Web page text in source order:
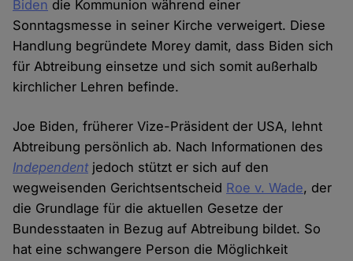
Biden die Kommunion während einer
Sonntagsmesse in seiner Kirche verweigert. Diese
Handlung begründete Morey damit, dass Biden sich
für Abtreibung einsetze und sich somit außerhalb
kirchlicher Lehren befinde.
Joe Biden, früherer Vize-Präsident der USA, lehnt
Abtreibung persönlich ab. Nach Informationen des
Independentjedoch stützt er sich auf den
wegweisenden Gerichtsentscheid Roe v. Wade, der
die Grundlage für die aktuellen Gesetze der
Bundesstaaten in Bezug auf Abtreibung bildet. So
hat eine schwangere Person die Möglichkeit